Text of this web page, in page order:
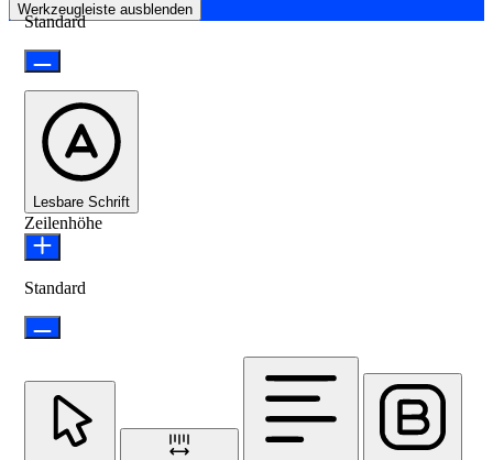
Werkzeugleiste ausblenden
Standard
Lesbare Schrift
Zeilenhöhe
Standard